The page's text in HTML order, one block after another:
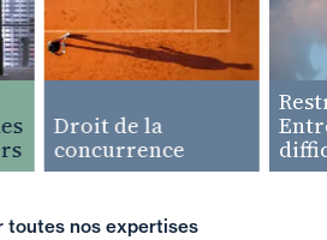
Droit de la
concurrence
toutes nos expertises